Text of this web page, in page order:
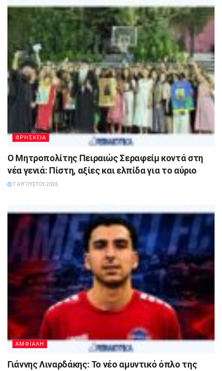
ΘΡΗΣΚΕΙΑ
Ο Μητροπολίτης Πειραιώς Σεραφείμ κοντά στη
νέα γενιά: Πίστη, αξίες και ελπίδα για το αύριο
7 ΑΥΓΟΎΣΤΟΥ, 2026
ΑΜΦΙΑΛΗ
Γιάννης Λιναρδάκης: Το νέο αμυντικό όπλο της